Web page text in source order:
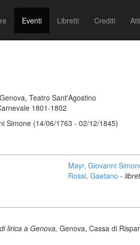
Eventi Libretti Crediti
Teatro Sant'Agostino
1801-1802
Simone (14/06/1763 - 02/12/1845)
Mayr, Giovanni
Rossi, Gaetano -
lirica a Genova, Genova, Cassa di